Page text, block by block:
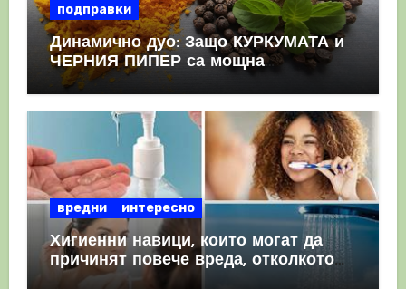
подправки
Динамично дуо: Защо КУРКУМАТА и
ЧЕРНИЯ ПИПЕР са мощна
комбинация
вредни интересно
Хигиенни навици, които могат да
причинят повече вреда, отколкото
полза